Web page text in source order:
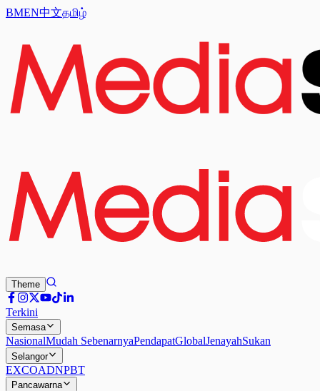
BMEN中文தமிழ்
Theme
Terkini
Semasa
NasionalMudah SebenarnyaPendapatGlobalJenayahSukan
Selangor
EXCOADNPBT
Pancawarna